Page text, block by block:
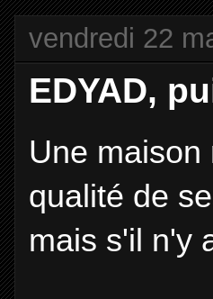
vendredi 22
EDYAD,
Une
qualité de
mais s'il n'y